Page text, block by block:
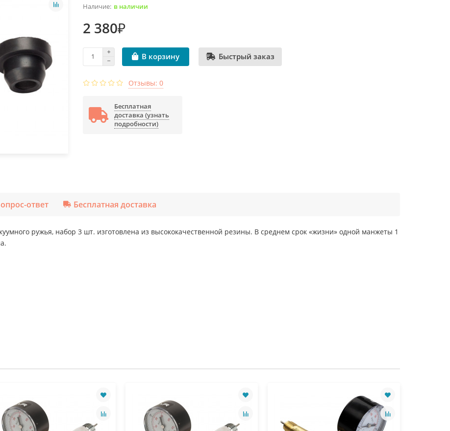
в наличии
2 380₽
В корзину Быстрый заказ
Отзывы: 0
Бесплатная
доставка (узнать
подробности)
ответ Бесплатная доставка
ружья, набор 3 шт. изготовлена из высококачественной резины. В среднем срок «жизни» одной манжеты 1